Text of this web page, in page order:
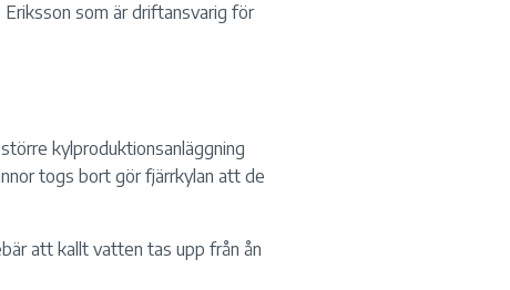
som är driftansvarig för
kylproduktionsanläggning
togs bort gör fjärrkylan att de
att kallt vatten tas upp från ån